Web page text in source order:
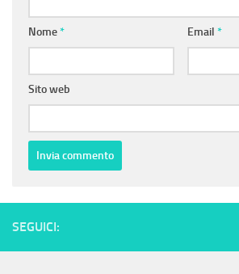
Nome* Email *
Sito web
SEGUICI: